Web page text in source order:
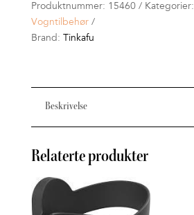
Produktnummer: 15460 Kategorier:
Vogntilbehør
Brand: Tinkafu
Beskrivelse
Relaterte produkter